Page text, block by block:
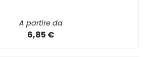
A partire da
6,85 €